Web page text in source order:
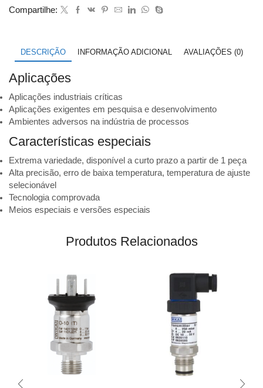
modelo
bar
código
quantidade
Compartilhe:
DESCRIÇÃO INFORMAÇÃO ADICIONAL AVALIAÇÕES (0)
Aplicações
Aplicações industriais críticas
Aplicações exigentes em pesquisa e desenvolvimento
Ambientes adversos na indústria de processos
Características especiais
Extrema variedade, disponível a curto prazo a partir de 1 peça
Alta precisão, erro de baixa temperatura, temperatura de ajuste
selecionável
Tecnologia comprovada
Meios especiais e versões especiais
Produtos Relacionados